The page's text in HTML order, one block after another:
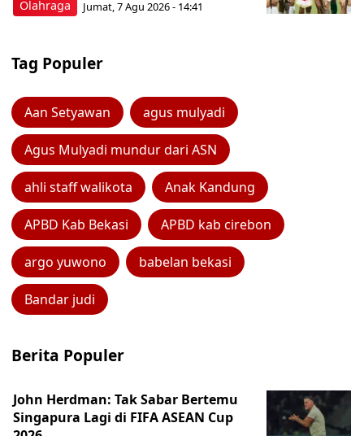
Olahraga Jumat, 7 Agu 2026 - 14:41
Tag Populer
Aan Setyawan agus mulyadi
Agus Mulyadi mundur dari ASN
ahli staff walikota Anak Kandung
APBD Kab Bekasi APBD kab cirebon
argo yuwono babelan bekasi
Bandar judi
Berita Populer
John Herdman: Tak Sabar Bertemu
Singapura Lagi di FIFA ASEAN Cup